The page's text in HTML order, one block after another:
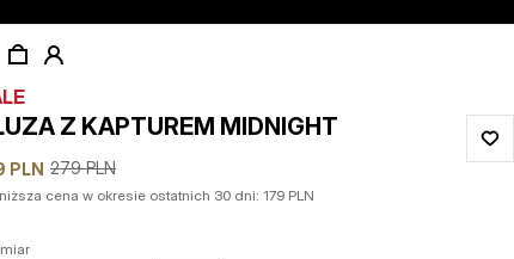
Z KAPTUREM MIDNIGHT
PLN 279 PLN
cena w okresie ostatnich 30 dni: 179 PLN